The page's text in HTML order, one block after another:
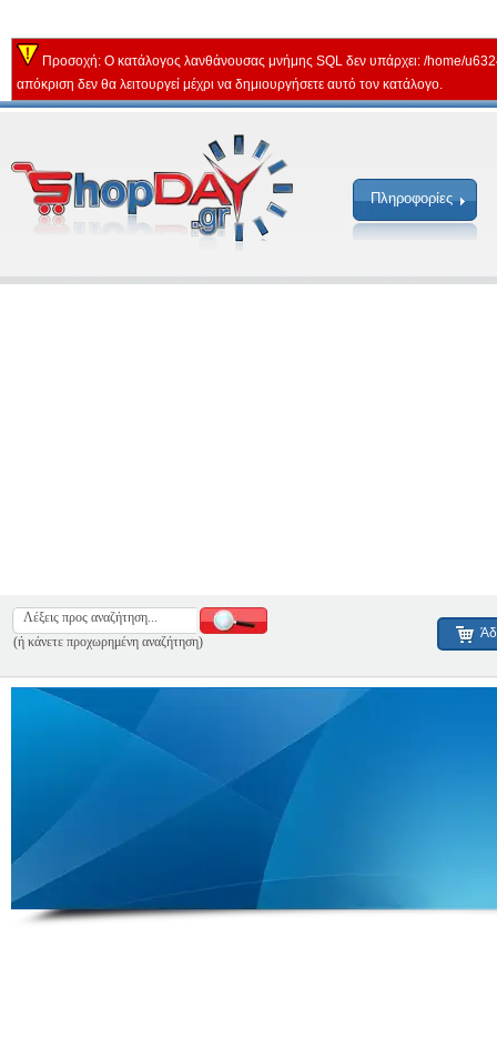
Προσοχή: Ο κατάλογος λανθάνουσας μνήμης SQL δεν υπάρχει: /home/
απόκριση δεν θα λειτουργεί μέχρι να δημιουργήσετε αυτό τον κατάλογο.
Πληροφορίες
(ή κάνετε προχωρημένη αναζήτηση)